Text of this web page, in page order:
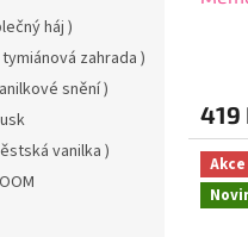
háj )
zahrada )
snění )
vanilka )
je
4,5
5
419
Akce